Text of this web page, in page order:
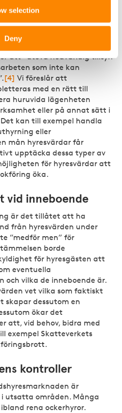
selection
Deny
att få tillträde till en
att ”utöva nödvändig tillsyn
som inte kan
[4] Vi föreslår att
med en rätt till
huruvida lägenheten
eller på annat sätt i
kan till exempel handla
eller
mån hyresvärdar får
upptäcka dessa typer av
för hyresvärdar att
öka.
vid inneboende
är det tillåtet att ha
från hyresvärden under
”medför men” för
borde
för hyresgästen att
eventuella
och vilka de inneboende är.
vet vilka som faktiskt
skapar dessutom en
ökar det
att, vid behov, bidra med
exempel Skatteverkets
kontroller
är
utsatta områden. Många
rena ockerhyror.